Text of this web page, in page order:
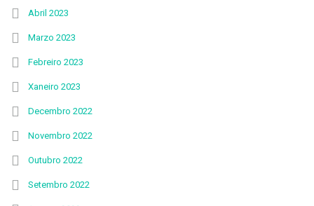
Abril 2023
Marzo 2023
Febreiro 2023
Xaneiro 2023
Decembro 2022
Novembro 2022
Outubro 2022
Setembro 2022